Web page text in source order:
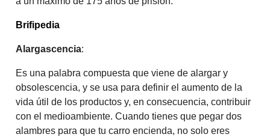
Brifipedia
Alargascencia:
Es una palabra compuesta que viene de alargar y
obsolescencia, y se usa para definir el aumento de la
vida útil de los productos y, en consecuencia, contribuir
con el medioambiente. Cuando tienes que pegar dos
alambres para que tu carro encienda, no solo eres